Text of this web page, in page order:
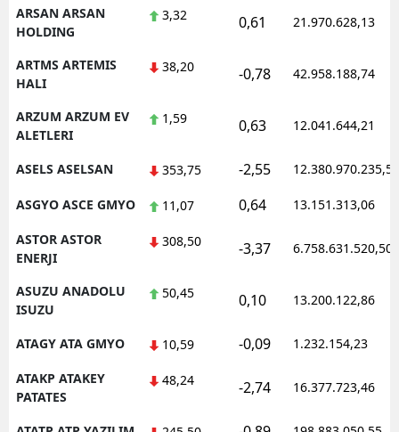
ARSAN ARSAN
HOLDING
3,32 0,61 21.970.628,13
ARTMS ARTEMIS
HALI
38,20 -0,78 42.958.188,74
ARZUM ARZUM EV
ALETLERI
1,59 0,63 12.041.644,21
ASELS ASELSAN 353,75 -2,55 12.380.970.235,50
ASGYO ASCE GMYO 11,07 0,64 13.151.313,06
ASTOR ASTOR
ENERJI
308,50 -3,37 6.758.631.520,50
ASUZU ANADOLU
ISUZU
50,45 0,10 13.200.122,86
ATAGY ATA GMYO 10,59 -0,09 1.232.154,23
ATAKP ATAKEY
PATATES
48,24 -2,74 16.377.723,46